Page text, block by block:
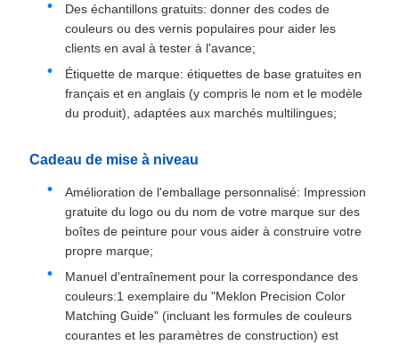
Des échantillons gratuits: donner des codes de
couleurs ou des vernis populaires pour aider les
clients en aval à tester à l'avance;
Étiquette de marque: étiquettes de base gratuites en
français et en anglais (y compris le nom et le modèle
du produit), adaptées aux marchés multilingues;
Cadeau de mise à niveau
Amélioration de l'emballage personnalisé: Impression
gratuite du logo ou du nom de votre marque sur des
boîtes de peinture pour vous aider à construire votre
propre marque;
Manuel d'entraînement pour la correspondance des
couleurs:1 exemplaire du "Meklon Precision Color
Matching Guide" (incluant les formules de couleurs
courantes et les paramètres de construction) est